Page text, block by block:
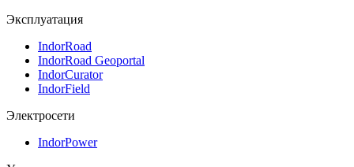
Эксплуатация
IndorRoad
IndorRoad Geoportal
IndorCurator
IndorField
Электросети
IndorPower